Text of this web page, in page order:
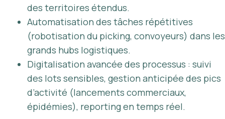
des territoires étendus.
Automatisation des tâches répétitives
(robotisation du picking, convoyeurs) dans les
grands hubs logistiques.
Digitalisation avancée des processus : suivi
des lots sensibles, gestion anticipée des pics
d’activité (lancements commerciaux,
épidémies), reporting en temps réel.